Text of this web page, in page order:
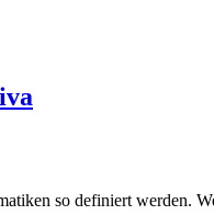
so definiert werden.